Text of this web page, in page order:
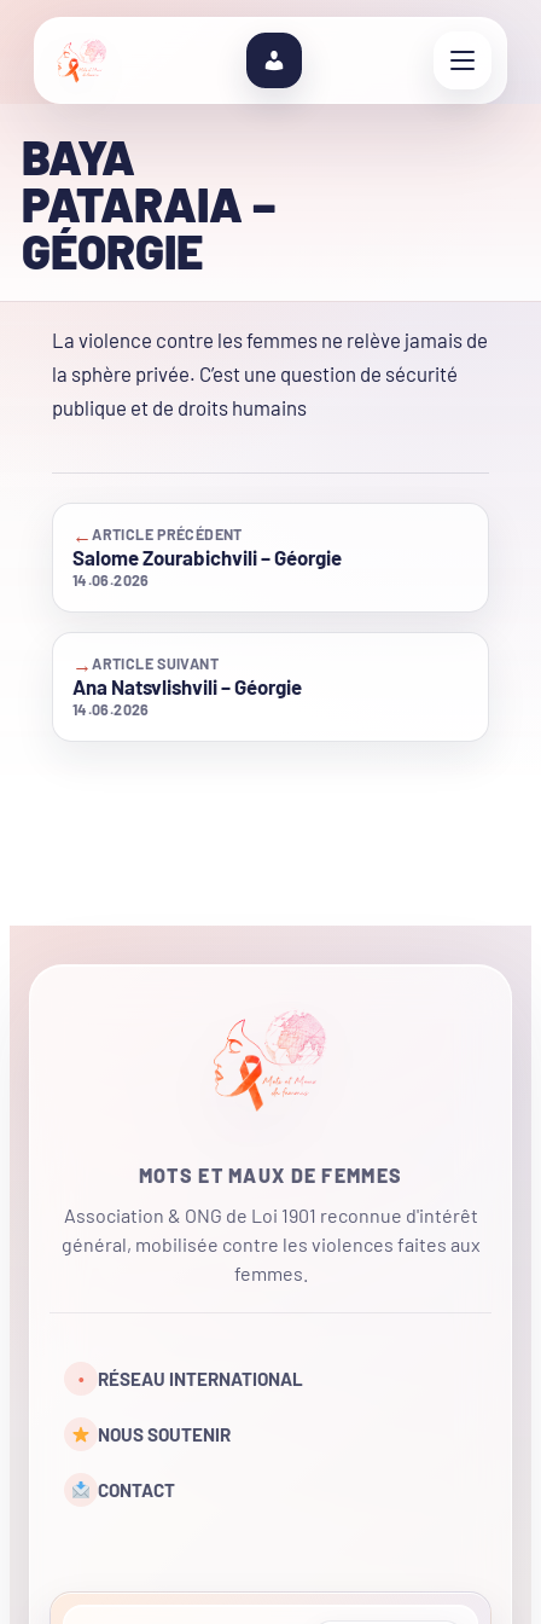
BAYA
PATARAIA –
GÉORGIE
La violence contre les femmes ne relève jamais de
la sphère privée. C’est une question de sécurité
publique et de droits humains
←ARTICLE PRÉCÉDENT
Salome Zourabichvili – Géorgie
14.06.2026
→ARTICLE SUIVANT
Ana Natsvlishvili – Géorgie
14.06.2026
MOTS ET MAUX DE FEMMES
Association & ONG de Loi 1901 reconnue d'intérêt
général, mobilisée contre les violences faites aux
femmes.
• RÉSEAU INTERNATIONAL
NOUS SOUTENIR
CONTACT